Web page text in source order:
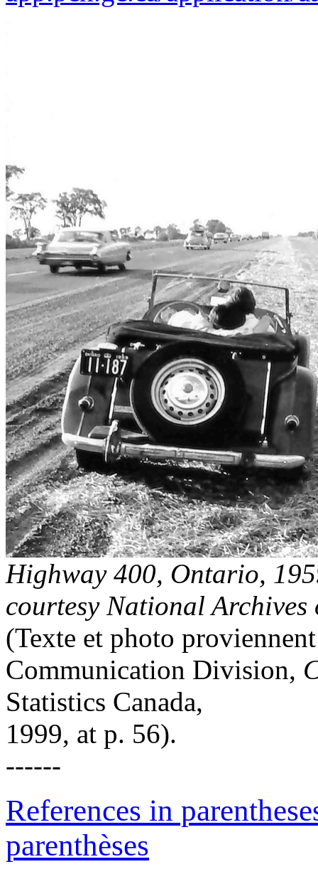
Highway 400, Ontario,
courtesy National
(Texte et photo
Communication Division,
Statistics Canada,
1999, at p. 56).
------
References in
parenthèses